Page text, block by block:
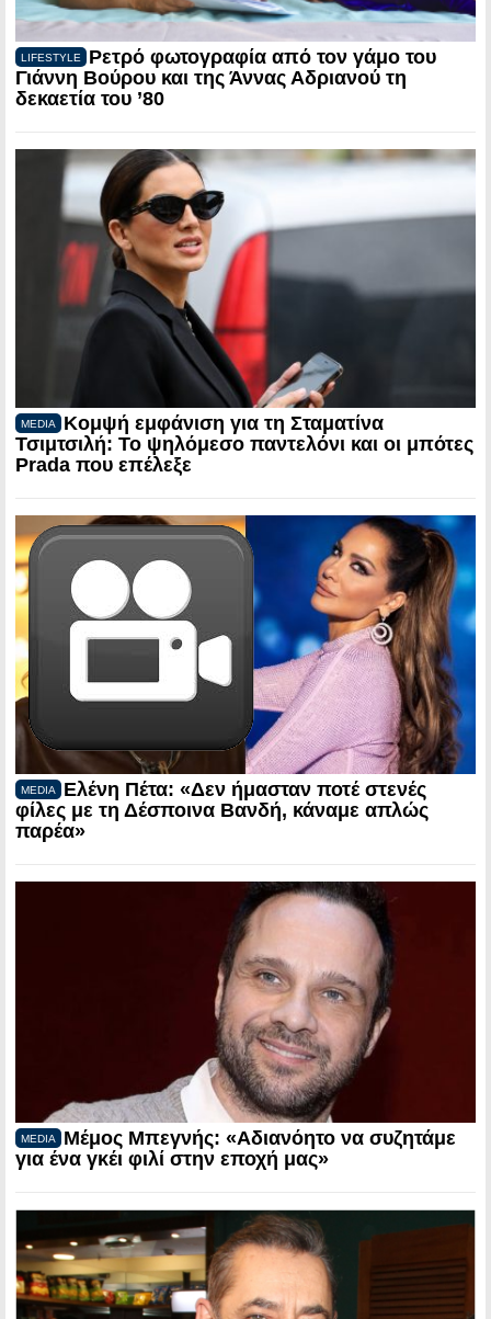
LIFESTYLE
Ρετρό φωτογραφία από τον γάμο του
Γιάννη Βούρου και της Άννας Αδριανού τη
δεκαετία του ’80
MEDIA
Κομψή εμφάνιση για τη Σταματίνα
Τσιμτσιλή: Το ψηλόμεσο παντελόνι και οι μπότες
Prada που επέλεξε
MEDIA
Ελένη Πέτα: «Δεν ήμασταν ποτέ στενές
φίλες με τη Δέσποινα Βανδή, κάναμε απλώς
παρέα»
MEDIA
Μέμος Μπεγνής: «Αδιανόητο να συζητάμε
για ένα γκέι φιλί στην εποχή μας»